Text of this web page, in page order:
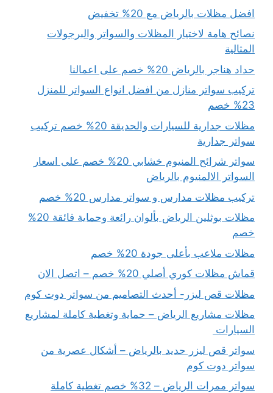
افضل مظلات بالرياض مع 20% تخفيض
نصائح هامة لاختيار المظلات والسواتر والبرجولات
المثالية
حداد هناجر بالرياض 20% خصم على اعمالنا
تركيب سواتر منازل من افضل انواع السواتر للمنزل
23% خصم
مظلات جدارية للسيارات والحديقة 20% خصم تركيب
سواتر جدارية
سواتر شرائح المنيوم خشابي 20% خصم على اسعار
السواتر الالمنيوم بالرياض
تركيب مظلات مدارس و سواتر مدارس 20% خصم
مظلات بوثلين الرياض بألوان رائعة وحماية فائقة 20%
خصم
مظلات ملاعب بأعلى جودة 20% خصم
قماش مظلات كوري أصلي 20% خصم – اتصل الان
مظلات قص ليزر- أحدث التصاميم من سواتر دوت كوم
مظلات مشاريع الرياض – حماية وتغطية كاملة لمشاريع
السيارات
سواتر قص ليزر حديد بالرياض – أشكال عصرية من
سواتر دوت كوم
سواتر ممرات الرياض – 32% خصم تغطية كاملة